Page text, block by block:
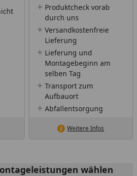
Produktcheck vorab
durch uns
Versandkostenfreie
Lieferung
Lieferung und
Montagebeginn am
selben Tag
Transport zum
Aufbauort
Abfallentsorgung
Weitere Infos
wählen